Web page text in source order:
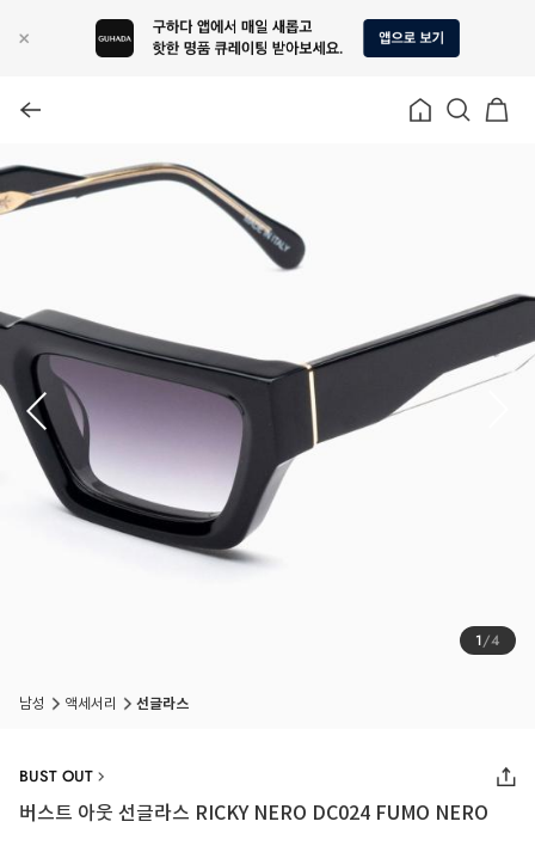
1/4
남성 액세서리 선글라스
BUST OUT
버스트 아웃 선글라스 RICKY NERO DC024 FUMO NERO